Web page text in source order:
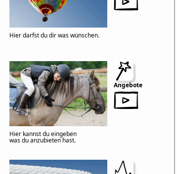
Hier darfst du dir was wünschen.
Angebote
Hier kannst du eingeben
was du anzubieten hast.